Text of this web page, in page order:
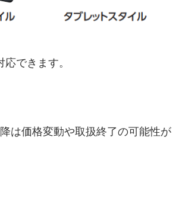
できます。
は価格変動や取扱終了の可能性が